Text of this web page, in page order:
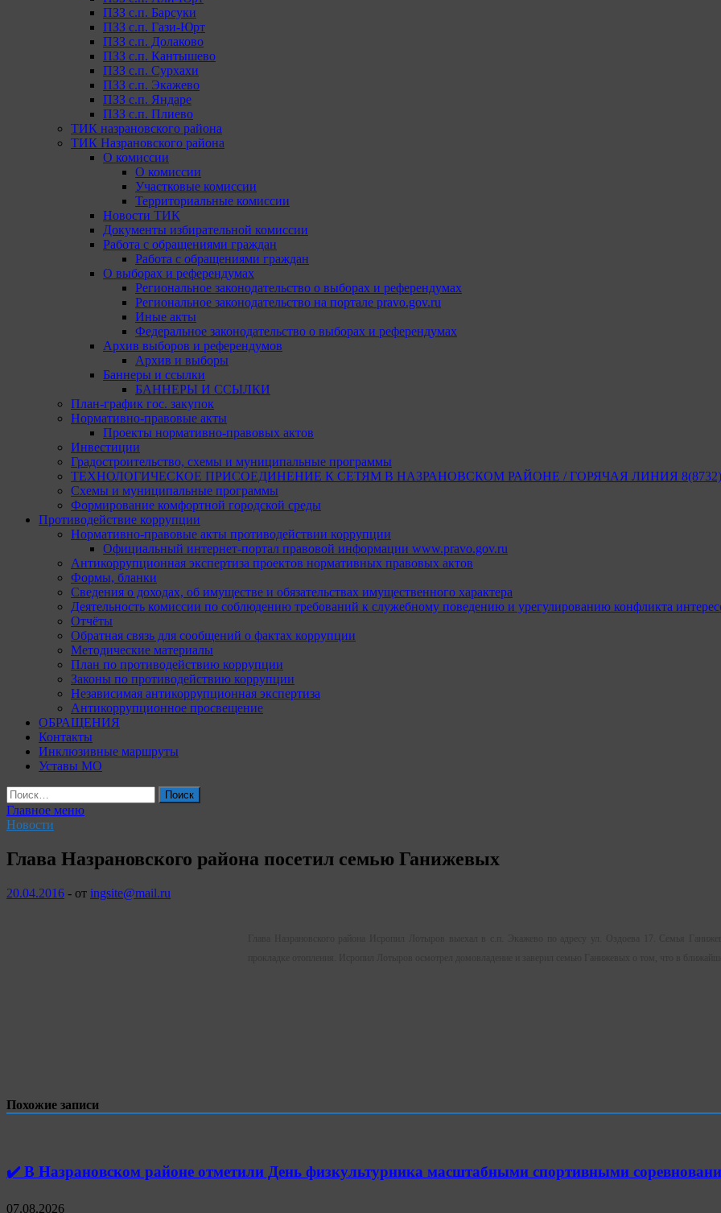
ПЗЗ с.п. Барсуки
ПЗЗ с.п. Гази-Юрт
ПЗЗ с.п. Долаково
ПЗЗ с.п. Кантышево
ПЗЗ с.п. Сурхахи
ПЗЗ с.п. Экажево
ПЗЗ с.п. Яндаре
ПЗЗ с.п. Плиево
ТИК назрановского района
ТИК Назрановского района
О комиссии
О комиссии
Участковые комиссии
Территориальные комиссии
Новости ТИК
Документы избирательной комиссии
Работа с обращениями граждан
Работа с обращениями граждан
О выборах и референдумах
Региональное законодательство о выборах и референдумах
Региональное законодательство на портале pravo.gov.ru
Иные акты
Федеральное законодательство о выборах и референдумах
Архив выборов и референдумов
Архив и выборы
Баннеры и ссылки
БАННЕРЫ И ССЫЛКИ
План-график гос. закупок
Нормативно-правовые акты
Проекты нормативно-правовых актов
Инвестиции
Градостроительство, схемы и муниципальные программы
ТЕХНОЛОГИЧЕСКОЕ ПРИСОЕДИНЕНИЕ К СЕТЯМ В НАЗРАНОВСКОМ РАЙОНЕ / ГОРЯЧАЯ ЛИНИЯ 8(8732)
Схемы и муниципальные программы
Формирование комфортной городской среды
Противодействие коррупции
Нормативно-правовые акты противодействии коррупции
Официальный интернет-портал правовой информации www.pravo.gov.ru
Антикоррупционная экспертиза проектов нормативных правовых актов
Формы, бланки
Сведения о доходах, об имуществе и обязательствах имущественного характера
Деятельность комиссии по соблюдению требований к служебному поведению и урегулированию конфликта
Отчёты
Обратная связь для сообщений о фактах коррупции
Методические материалы
План по противодействию коррупции
Законы по противодействию коррупции
Независимая антикоррупционная экспертиза
Антикоррупционное просвещение
ОБРАЩЕНИЯ
Контакты
Инклюзивные маршруты
Уставы МО
Найти:
Главное меню
Новости
Глава Назрановского района посетил семью Ганижевых
20.04.2016 - от ingsite@mail.ru
Похожие записи
✔️ В Назрановском районе отметили День физкультурника масштабными спортивными
07.08.2026